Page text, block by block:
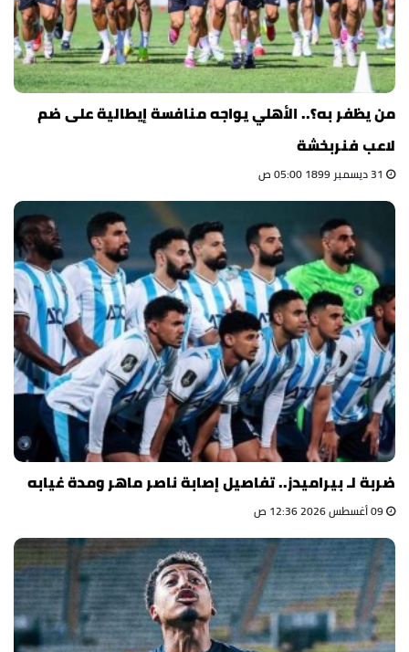
من يظفر به؟.. الأهلي يواجه منافسة إيطالية على ضم
لاعب فنربخشة
ضربة لـ بيراميدز.. تفاصيل إصابة ناصر ماهر ومدة غيابه